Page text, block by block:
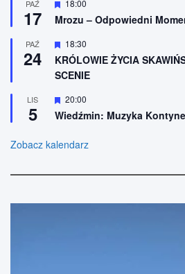
en
o
e
PAŹ
17
W
r
ż
n
i
o
e
18:00
Mrozu – Odpowiedni
PAŹ
24
W
y
r
ó
n
i
o
e
18:30
KRÓLOWIE ŻYCIA
SCENIE
LIS
5
W
y
r
ż
o
20:00
Wiedźmin: Muzyka
Zobacz kalendarz